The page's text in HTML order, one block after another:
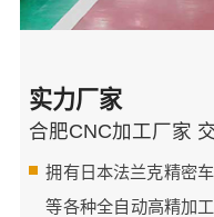
实力厂家
合肥CNC加工厂家
拥有日本法兰克精密
等各种全自动高精加